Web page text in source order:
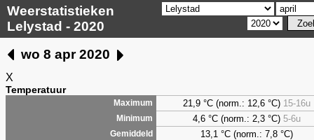
Weerstatistieken
Lelystad - 2020
wo 8 apr 2020
X
Temperatuur
Maximum 21,9 °C (norm.: 12,6 °C) 15-16u
Minimum 4,6 °C (norm.: 2,3 °C) 5-6u
Gemiddeld 13,1 °C (norm.: 7,8 °C)